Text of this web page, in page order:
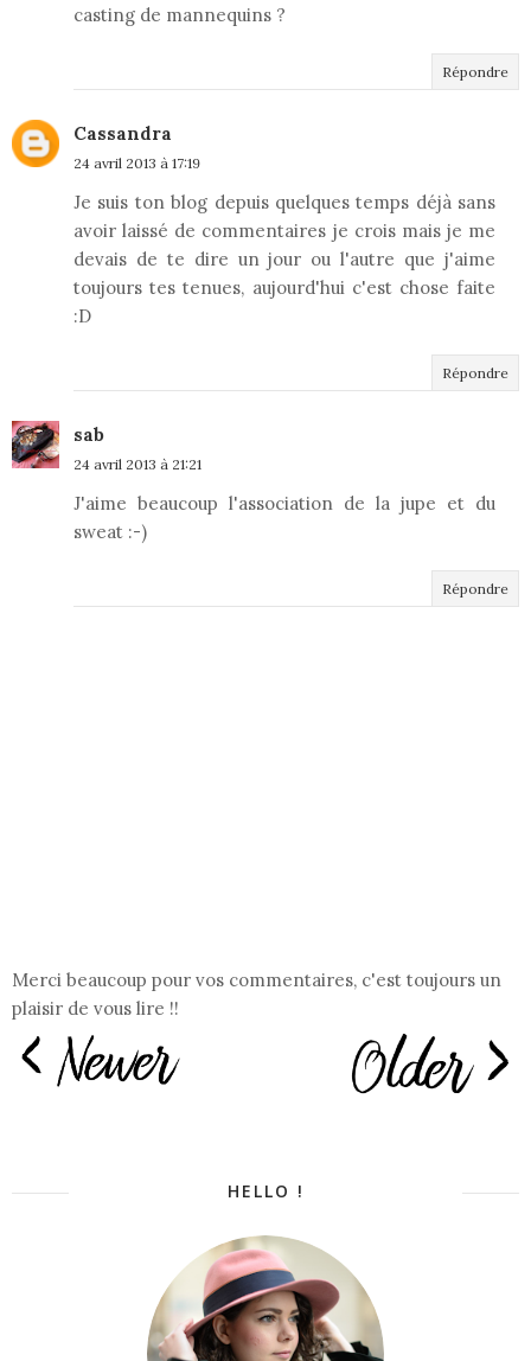
casting de mannequins ?
Répondre
Cassandra
24 avril 2013 à 17:19
Je suis ton blog depuis quelques temps déjà sans
avoir laissé de commentaires je crois mais je me
devais de te dire un jour ou l'autre que j'aime
toujours tes tenues, aujourd'hui c'est chose faite
:D
Répondre
sab
24 avril 2013 à 21:21
J'aime beaucoup l'association de la jupe et du
sweat :-)
Répondre
Merci beaucoup pour vos commentaires, c'est toujours un
plaisir de vous lire !!
HELLO !